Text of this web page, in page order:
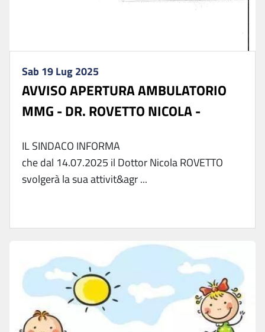
Sab 19 Lug 2025
AVVISO APERTURA AMBULATORIO
MMG - DR. ROVETTO NICOLA -
IL SINDACO INFORMA
che dal 14.07.2025 il Dottor Nicola ROVETTO
svolgerà la sua attivit&agr ...